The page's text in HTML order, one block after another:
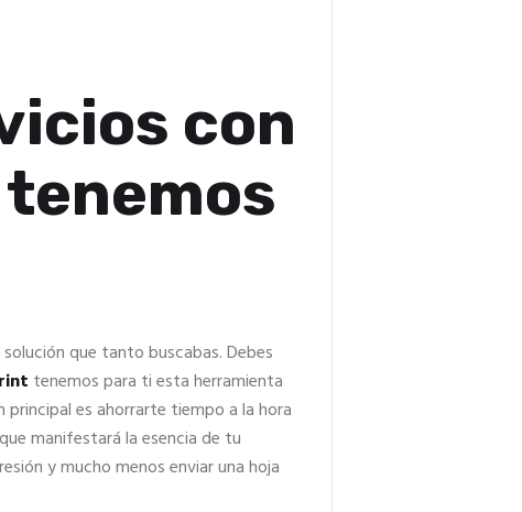
con
que tanto buscabas. Debes
tenemos para ti esta herramienta
principal es ahorrarte tiempo a la hora
manifestará la esencia de tu
y mucho menos enviar una hoja